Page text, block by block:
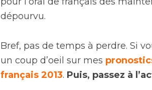
dépourvu.
Bref, pas de temps à perdre. Si
un coup d’oeil sur mes
français 2013. Puis, passez à